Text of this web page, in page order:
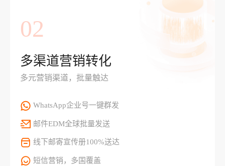
02
多渠道营销转化
多元营销渠道，批量触达
WhatsApp企业号一键群发
邮件EDM全球批量发送
线下邮寄宣传册100%送达
短信营销，多国覆盖